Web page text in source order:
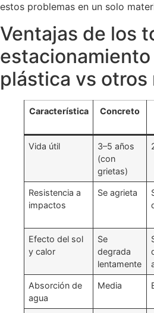
estos problemas en un solo
Ventajas de los
plástica vs otros
Característica Concreto
Vida útil
3–5 años
(con
grietas)
Resistencia a
impactos
Se agrieta
Efecto del sol
y calor
Se
degrada
lentamente
Absorción de
agua
Media